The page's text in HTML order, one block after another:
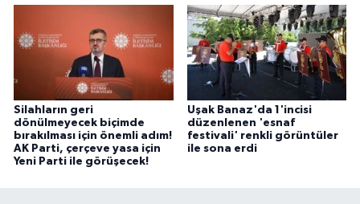
Silahların geri
dönülmeyecek biçimde
bırakılması için önemli adım!
AK Parti, çerçeve yasa için
Yeni Parti ile görüşecek!
Uşak Banaz'da 1'incisi
düzenlenen 'esnaf
festivali' renkli görüntüler
ile sona erdi